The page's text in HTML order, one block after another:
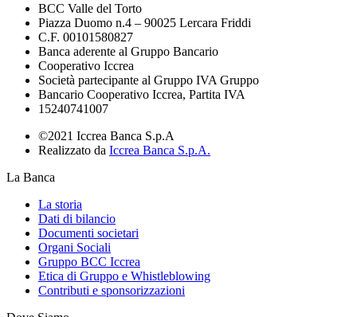
BCC Valle del Torto
Piazza Duomo n.4 – 90025 Lercara Friddi
C.F. 00101580827
Banca aderente al Gruppo Bancario
Cooperativo Iccrea
Società partecipante al Gruppo IVA Gruppo
Bancario Cooperativo Iccrea, Partita IVA
15240741007
©2021 Iccrea Banca S.p.A
Realizzato da Iccrea Banca S.p.A.
La Banca
La storia
Dati di bilancio
Documenti societari
Organi Sociali
Gruppo BCC Iccrea
Etica di Gruppo e Whistleblowing
Contributi e sponsorizzazioni